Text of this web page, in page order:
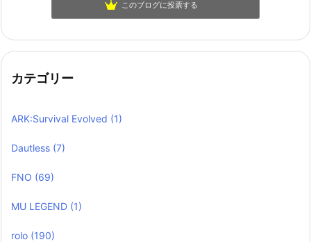
このブログに投票する
カテゴリー
ARK:Survival Evolved (1)
Dautless (7)
FNO (69)
MU LEGEND (1)
rolo (190)